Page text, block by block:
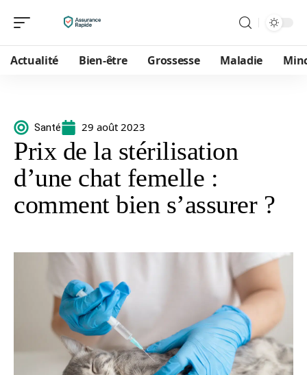
Actualité Bien-être Grossesse Maladie
Santé 29 août 2023
Prix de la stérilisation
d’une chat femelle :
comment bien s’assurer ?